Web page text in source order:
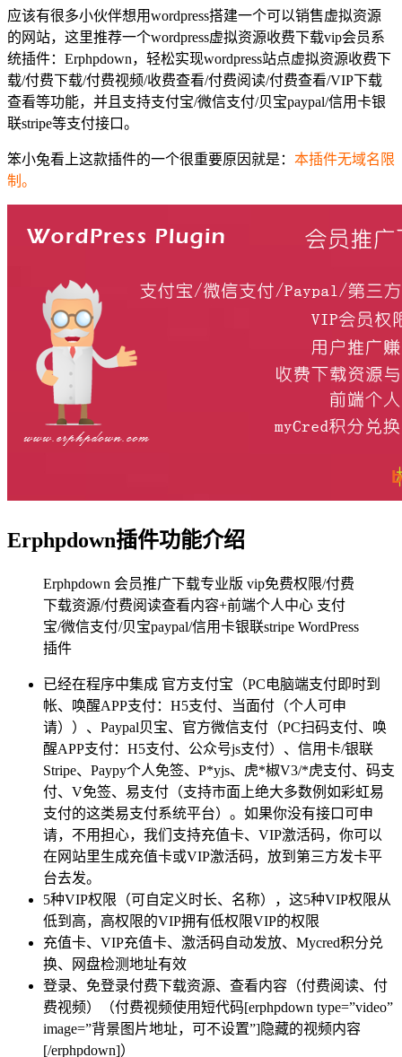
应该有很多小伙伴想用wordpress搭建一个可以销售虚拟资源
的网站，这里推荐一个wordpress虚拟资源收费下载vip会员系
统插件：Erphpdown，轻松实现wordpress站点虚拟资源收费下
载/付费下载/付费视频/收费查看/付费阅读/付费查看/VIP下载
查看等功能，并且支持支付宝/微信支付/贝宝paypal/信用卡银
联stripe等支付接口。
笨小兔看上这款插件的一个很重要原因就是： 本插件无域名限
制。
Erphpdown插件功能介绍
Erphpdown 会员推广下载专业版 vip免费权限/付费
下载资源/付费阅读查看内容+前端个人中心 支付
宝/微信支付/贝宝paypal/信用卡银联stripe WordPress
插件
已经在程序中集成 官方支付宝（PC电脑端支付即时到
帐、唤醒APP支付：H5支付、当面付（个人可申
请））、Paypal贝宝、官方微信支付（PC扫码支付、唤
醒APP支付：H5支付、公众号js支付）、信用卡/银联
Stripe、Paypy个人免签、P*yjs、虎*椒V3/*虎支付、码支
付、V免签、易支付（支持市面上绝大多数例如彩虹易
支付的这类易支付系统平台）。如果你没有接口可申
请，不用担心，我们支持充值卡、VIP激活码，你可以
在网站里生成充值卡或VIP激活码，放到第三方发卡平
台去发。
5种VIP权限（可自定义时长、名称），这5种VIP权限从
低到高，高权限的VIP拥有低权限VIP的权限
充值卡、VIP充值卡、激活码自动发放、Mycred积分兑
换、网盘检测地址有效
登录、免登录付费下载资源、查看内容（付费阅读、付
费视频）（付费视频使用短代码[erphpdown type=”video”
image=”背景图片地址，可不设置”]隐藏的视频内容
[/erphpdown]）